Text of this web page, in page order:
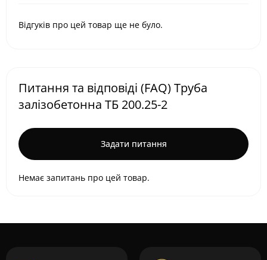
Відгуків про цей товар ще не було.
Питання та відповіді (FAQ) Труба
залізобетонна ТБ 200.25-2
Задати питання
Немає запитань про цей товар.